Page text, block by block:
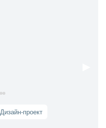
Дизайн-проект